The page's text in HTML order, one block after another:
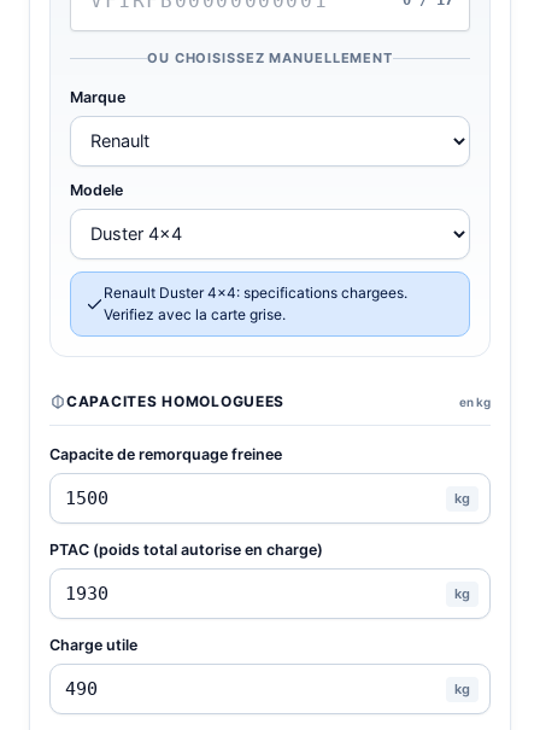
OU CHOISISSEZ MANUELLEMENT
Marque
Modele
Renault Duster 4x4: specifications chargees.
Verifiez avec la carte grise.
CAPACITES HOMOLOGUEES en kg
Capacite de remorquage freinee
kg
PTAC (poids total autorise en charge)
kg
Charge utile
kg